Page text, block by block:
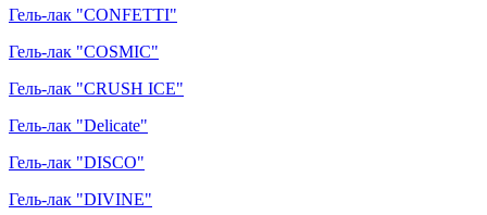
Гель-лак "CONFETTI"
Гель-лак "COSMIC"
Гель-лак "CRUSH ICE"
Гель-лак "Delicate"
Гель-лак "DISCO"
Гель-лак "DIVINE"